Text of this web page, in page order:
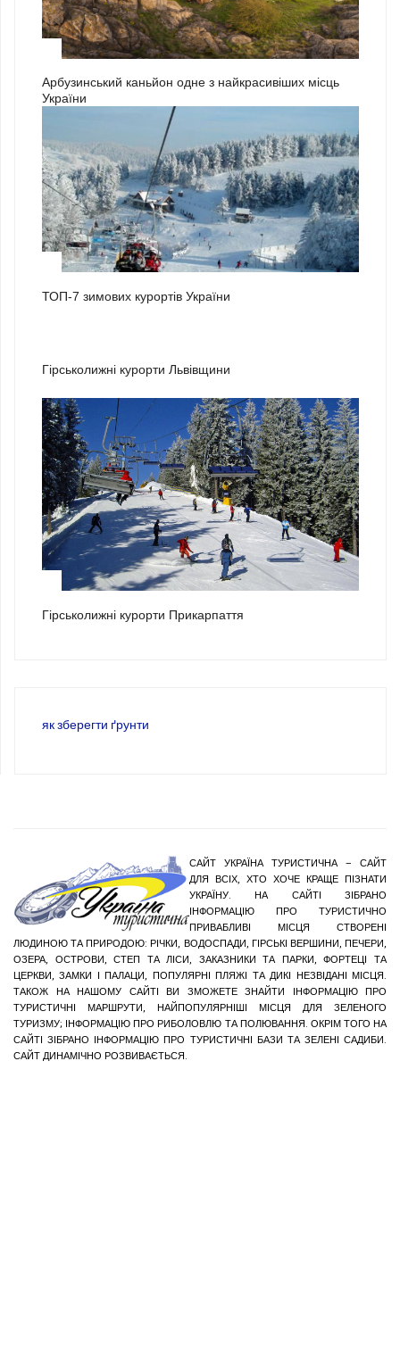
Арбузинський каньйон одне з найкрасивіших місць
України
ТОП-7 зимових курортів України
Гірськолижні курорти Львівщини
Гірськолижні курорти Прикарпаття
як зберегти ґрунти
САЙТ УКРАЇНА ТУРИСТИЧНА – САЙТ
ДЛЯ ВСІХ, ХТО ХОЧЕ КРАЩЕ ПІЗНАТИ
УКРАЇНУ. НА САЙТІ ЗІБРАНО
ІНФОРМАЦІЮ ПРО ТУРИСТИЧНО
ПРИВАБЛИВІ МІСЦЯ СТВОРЕНІ
ЛЮДИНОЮ ТА ПРИРОДОЮ: РІЧКИ, ВОДОСПАДИ, ГІРСЬКІ ВЕРШИНИ, ПЕЧЕРИ,
ОЗЕРА, ОСТРОВИ, СТЕП ТА ЛІСИ, ЗАКАЗНИКИ ТА ПАРКИ, ФОРТЕЦІ ТА
ЦЕРКВИ, ЗАМКИ І ПАЛАЦИ, ПОПУЛЯРНІ ПЛЯЖІ ТА ДИКІ НЕЗВІДАНІ МІСЦЯ.
ТАКОЖ НА НАШОМУ САЙТІ ВИ ЗМОЖЕТЕ ЗНАЙТИ ІНФОРМАЦІЮ ПРО
ТУРИСТИЧНІ МАРШРУТИ, НАЙПОПУЛЯРНІШІ МІСЦЯ ДЛЯ ЗЕЛЕНОГО
ТУРИЗМУ; ІНФОРМАЦІЮ ПРО РИБОЛОВЛЮ ТА ПОЛЮВАННЯ. ОКРІМ ТОГО НА
САЙТІ ЗІБРАНО ІНФОРМАЦІЮ ПРО ТУРИСТИЧНІ БАЗИ ТА ЗЕЛЕНІ САДИБИ.
САЙТ ДИНАМІЧНО РОЗВИВАЄТЬСЯ.